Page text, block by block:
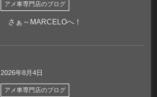
アメ車専門店のブログ
さぁ～MARCELOへ！
2026年8月4日
アメ車専門店のブログ